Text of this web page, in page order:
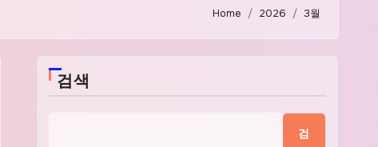
Home 2026 3월
검색
검